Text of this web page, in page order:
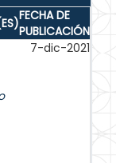
FECHA DE
PUBLICACIÓN
7-dic-2021